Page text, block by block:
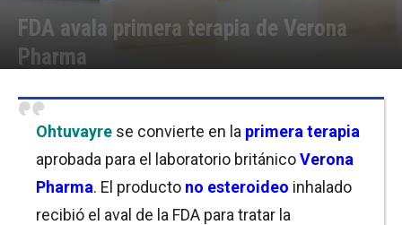
FDA avala primera terapia de Verona
Pharma
Ohtuvayre se convierte en la primera terapia
aprobada para el laboratorio británicoVerona
Pharma. El producto no esteroideo inhalado
recibió el aval de la FDA para tratar la